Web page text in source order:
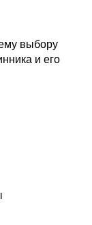
выбору
и его